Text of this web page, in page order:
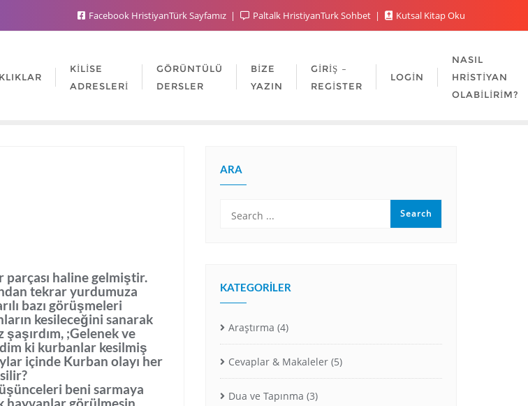
Facebook HristiyanTürk Sayfamız Paltalk HristiyanTurk Sohbet Kutsal Kitap Oku
KILISE
ADRESLERI
GÖRÜNTÜLÜ
DERSLER
BIZE
YAZIN
GIRIŞ –
REGISTER
LOGIN
NASIL
HRISTIYAN
OLABILIRIM?
parçası haline gelmiştir.
tekrar yurdumuza
bazı görüşmeleri
kesileceğini sanarak
;Gelenek ve
ki kurbanlar kesilmiş
içinde Kurban olayı her
beni sarmaya
ARA
KATEGORILER
Araştırma (4)
Cevaplar & Makaleler (5)
Dua ve Tapınma (3)